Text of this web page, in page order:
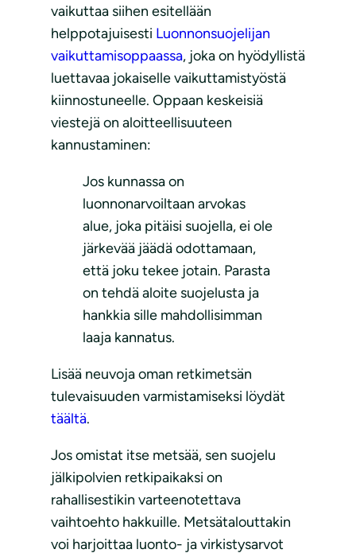
vaikuttaa siihen esitellään
helppotajuisesti Luonnonsuojelijan
vaikuttamisoppaassa, joka on hyödyllistä
luettavaa jokaiselle vaikuttamistyöstä
kiinnostuneelle. Oppaan keskeisiä
viestejä on aloitteellisuuteen
kannustaminen:
Jos kunnassa on
luonnonarvoiltaan arvokas
alue, joka pitäisi suojella, ei ole
järkevää jäädä odottamaan,
että joku tekee jotain. Parasta
on tehdä aloite suojelusta ja
hankkia sille mahdollisimman
laaja kannatus.
Lisää neuvoja oman retkimetsän
tulevaisuuden varmistamiseksi löydät
täältä.
Jos omistat itse metsää, sen suojelu
jälkipolvien retkipaikaksi on
rahallisestikin varteenotettava
vaihtoehto hakkuille. Metsätalouttakin
voi harjoittaa luonto- ja virkistysarvot